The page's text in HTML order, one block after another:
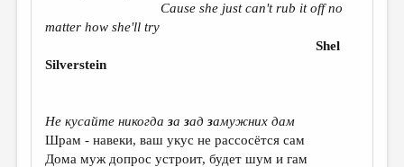
ОТДЕЛЫ И РУБРИКИ
ПРОИЗВЕДЕНИЯ
ПЕРЕВОДЫ
Cause she just can't rub it off no
matter how she'll try
Shel
Silverstein
Hе кусайте никогдазазадзамужних дам
Шрам - навеки, ваш укус не рассосётся сам
Дома муж допрос устроит, будет шум и гам